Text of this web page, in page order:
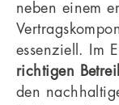
neben einem
essenziell. Im
richtigen
den